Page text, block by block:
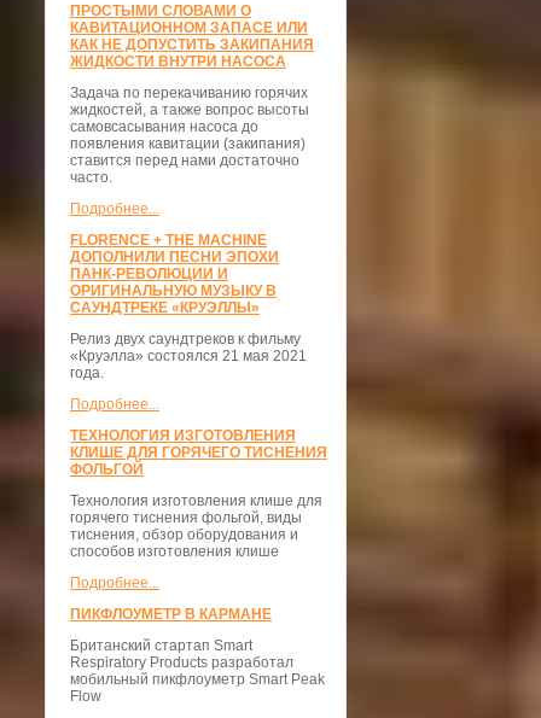
ПРОСТЫМИ СЛОВАМИ О
КАВИТАЦИОННОМ ЗАПАСЕ ИЛИ
КАК НЕ ДОПУСТИТЬ ЗАКИПАНИЯ
ЖИДКОСТИ ВНУТРИ НАСОСА
Задача по перекачиванию горячих
жидкостей, а также вопрос высоты
самовсасывания насоса до
появления кавитации (закипания)
ставится перед нами достаточно
часто.
Подробнее...
FLORENCE + THE MACHINE
ДОПОЛНИЛИ ПЕСНИ ЭПОХИ
ПАНК-РЕВОЛЮЦИИ И
ОРИГИНАЛЬНУЮ МУЗЫКУ В
САУНДТРЕКЕ «КРУЭЛЛЫ»
Релиз двух саундтреков к фильму
«Круэлла» состоялся 21 мая 2021
года.
Подробнее...
ТЕХНОЛОГИЯ ИЗГОТОВЛЕНИЯ
КЛИШЕ ДЛЯ ГОРЯЧЕГО ТИСНЕНИЯ
ФОЛЬГОЙ
Технология изготовления клише для
горячего тиснения фольгой, виды
тиснения, обзор оборудования и
способов изготовления клише
Подробнее...
ПИКФЛОУМЕТР В КАРМАНЕ
Британский стартап Smart
Respiratory Products разработал
мобильный пикфлоуметр Smart Peak
Flow